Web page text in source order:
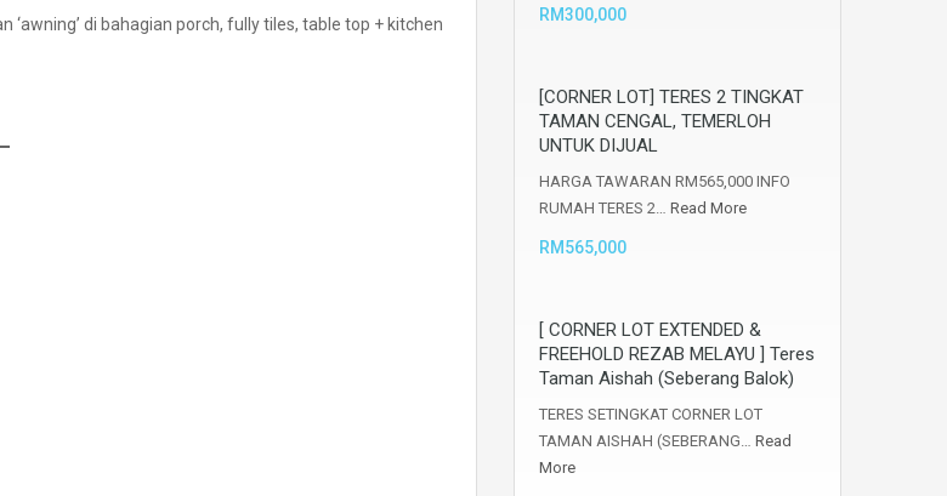
di bahagian porch, fully tiles, table top + kitchen
RM300,000
[CORNER LOT] TERES 2 TINGKAT
TAMAN CENGAL, TEMERLOH
UNTUK DIJUAL
HARGA TAWARAN RM565,000 INFO
RUMAH TERES 2… Read More
RM565,000
[ CORNER LOT EXTENDED &
FREEHOLD REZAB MELAYU ] Teres
Taman Aishah (Seberang Balok)
TERES SETINGKAT CORNER LOT
TAMAN AISHAH (SEBERANG… Read
More